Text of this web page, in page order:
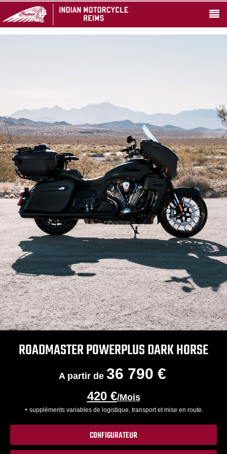
ROADMASTER POWERPLUS DARK HORSE
A partir de 36 790 €
420 €/Mois
+ suppléments variables de logistique, transport et mise en route.
CONFIGURATEUR